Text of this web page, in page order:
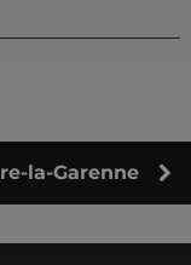
la-Garenne